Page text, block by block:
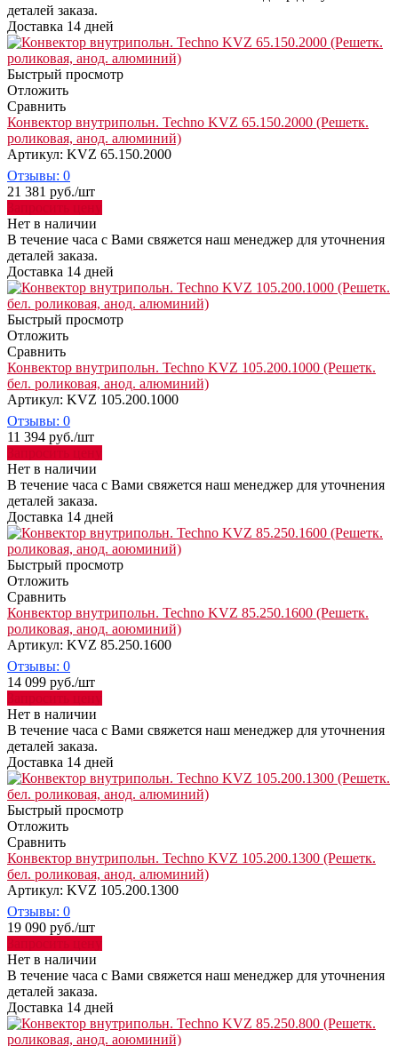
деталей заказа.
Доставка 14 дней
Быстрый просмотр
Отложить
Сравнить
Конвектор внутрипольн. Techno KVZ 65.150.2000 (Решетк.
роликовая, анод. алюминий)
Артикул: KVZ 65.150.2000
Отзывы: 0
21 381 руб./шт
Нет в наличии
В течение часа с Вами свяжется наш менеджер для уточнения
деталей заказа.
Доставка 14 дней
Быстрый просмотр
Отложить
Сравнить
Конвектор внутрипольн. Techno KVZ 105.200.1000 (Решетк.
бел. роликовая, анод. алюминий)
Артикул: KVZ 105.200.1000
Отзывы: 0
11 394 руб./шт
Нет в наличии
В течение часа с Вами свяжется наш менеджер для уточнения
деталей заказа.
Доставка 14 дней
Быстрый просмотр
Отложить
Сравнить
Конвектор внутрипольн. Techno KVZ 85.250.1600 (Решетк.
роликовая, анод. аоюминий)
Артикул: KVZ 85.250.1600
Отзывы: 0
14 099 руб./шт
Нет в наличии
В течение часа с Вами свяжется наш менеджер для уточнения
деталей заказа.
Доставка 14 дней
Быстрый просмотр
Отложить
Сравнить
Конвектор внутрипольн. Techno KVZ 105.200.1300 (Решетк.
бел. роликовая, анод. алюминий)
Артикул: KVZ 105.200.1300
Отзывы: 0
19 090 руб./шт
Нет в наличии
В течение часа с Вами свяжется наш менеджер для уточнения
деталей заказа.
Доставка 14 дней